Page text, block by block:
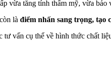
vừa tăng tính thẩm mỹ, vừa
là điểm nhấn sang trọng, tạo
vấn cụ thể về hình thức chất